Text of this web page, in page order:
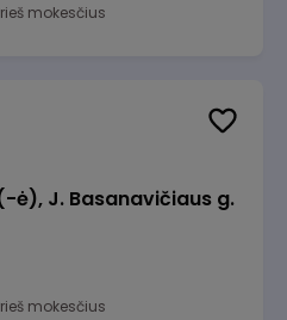
mokesčius
ė), J. Basanavičiaus g.
mokesčius